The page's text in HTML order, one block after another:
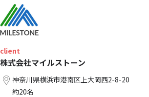
client
株式会社マイルストーン
神奈川県横浜市港南区上大岡西2-8-20
約20名